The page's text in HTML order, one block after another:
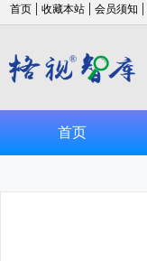
首页 | 收藏本站 | 会员须知 |
首页